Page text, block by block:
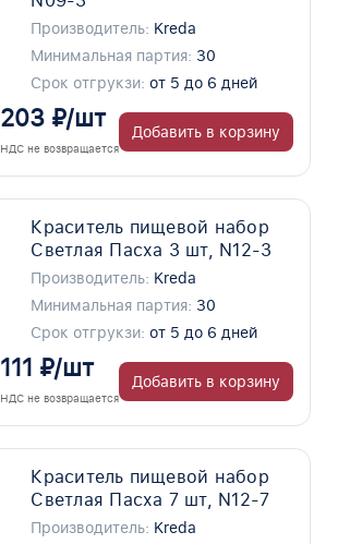
Производитель: Kreda
Минимальная партия: 30
Срок отгрукзи: от 5 до 6 дней
203 ₽/шт
НДС не возвращается
Добавить в корзину
Краситель пищевой набор
Светлая Пасха 3 шт, N12-3
Производитель: Kreda
Минимальная партия: 30
Срок отгрукзи: от 5 до 6 дней
111 ₽/шт
НДС не возвращается
Добавить в корзину
Краситель пищевой набор
Светлая Пасха 7 шт, N12-7
Производитель: Kreda